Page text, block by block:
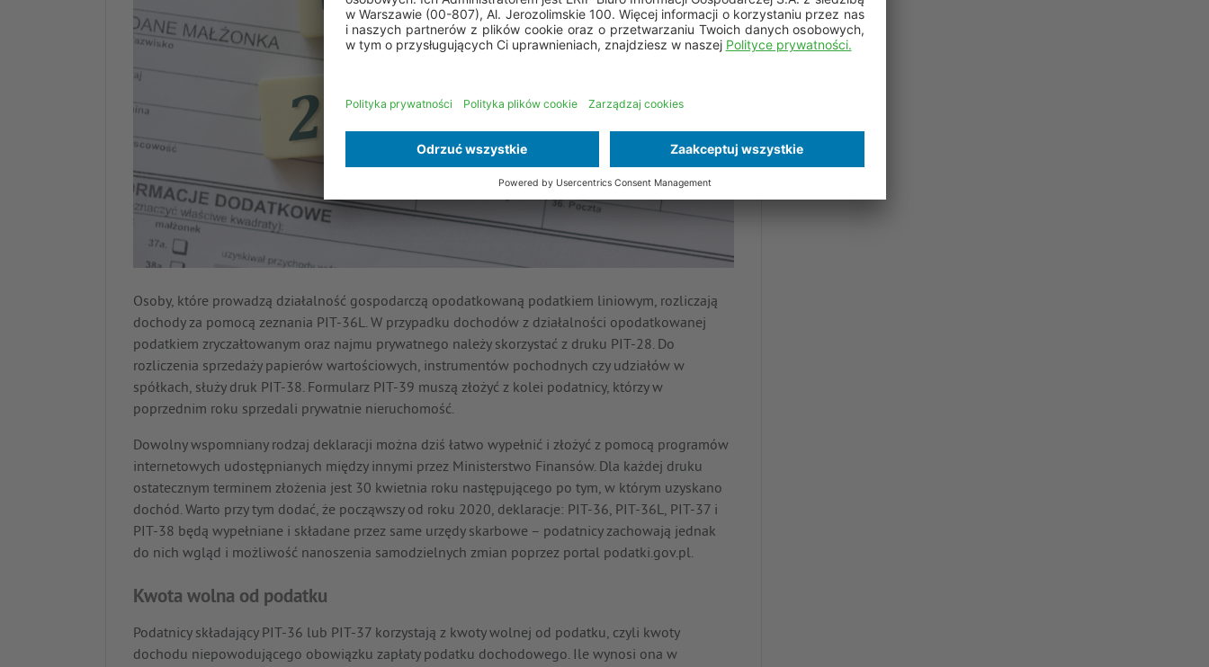
Osoby, które prowadzą działalność gospodarczą opodatkowaną podatkiem liniowym, rozliczają
dochody za pomocą zeznania PIT-36L. W przypadku dochodów z działalności opodatkowanej
podatkiem zryczałtowanym oraz najmu prywatnego należy skorzystać z druku PIT-28. Do
rozliczenia sprzedaży papierów wartościowych, instrumentów pochodnych czy udziałów w
spółkach, służy druk PIT-38. Formularz PIT-39 muszą złożyć z kolei podatnicy, którzy w
poprzednim roku sprzedali prywatnie nieruchomość.
Dowolny wspomniany rodzaj deklaracji można dziś łatwo wypełnić i złożyć z pomocą programów
internetowych udostępnianych między innymi przez Ministerstwo Finansów. Dla każdej druku
ostatecznym terminem złożenia jest 30 kwietnia roku następującego po tym, w którym uzyskano
dochód. Warto przy tym dodać, że począwszy od roku 2020, deklaracje: PIT-36, PIT-36L, PIT-37 i
PIT-38 będą wypełniane i składane przez same urzędy skarbowe – podatnicy zachowają jednak
do nich wgląd i możliwość nanoszenia samodzielnych zmian poprzez portal podatki.gov.pl.
Kwota wolna od podatku
Podatnicy składający PIT-36 lub PIT-37 korzystają z kwoty wolnej od podatku, czyli kwoty
dochodu niepowodującego obowiązku zapłaty podatku dochodowego. Ile wynosi ona w